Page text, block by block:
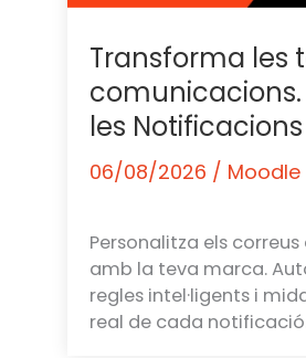
Transforma les
comunicacions.
les Notificacions
06/08/2026 / Moodle
Personalitza els
amb la teva marca.
regles intel·ligents i
real de cada